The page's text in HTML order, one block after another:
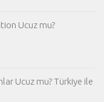
Ucuz mu?
Ucuz mu? Türkiye ile